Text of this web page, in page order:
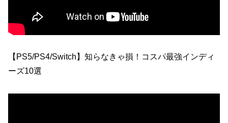
【PS5/PS4/Switch】知らなきゃ損！コスパ最強インディ
ーズ10選